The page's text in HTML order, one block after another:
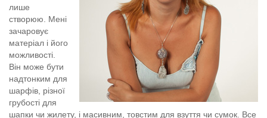
Сукні
Спідниці
Шарфи
Шовкові шарфи
Про мене Майстер-класи Статті про вовну
лише
створюю. Мені
зачаровує
матеріал і його
можливості.
Він може бути
надтонким для
шарфів, різної
грубості для
шапки чи жилету, і масивним, товстим для взуття чи сумок. Все